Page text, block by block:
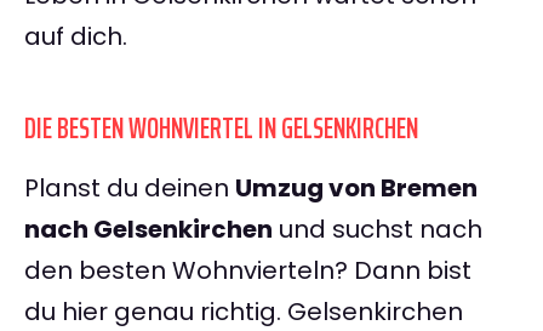
auf dich.
DIE BESTEN WOHNVIERTEL IN GELSENKIRCHEN
Planst du deinen Umzug von Bremen
nach Gelsenkirchen und suchst nach
den besten Wohnvierteln? Dann bist
du hier genau richtig. Gelsenkirchen